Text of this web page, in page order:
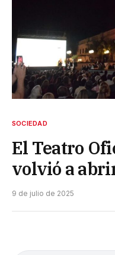
SOCIEDAD
El Teatro
volvió a
9 de julio de 2025